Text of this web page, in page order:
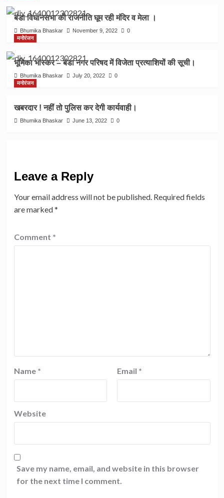
बंडा विधानसभा की राजनीति घूम रही मंदिर व मेला ।
Bhumika Bhaskar November 9, 2022
0
मनोरंजन
भूमिका भास्कर – बंडा नगर परिषद में विजेता प्रत्याशियों की सूची।
Bhumika Bhaskar July 20, 2022
0
मनोरंजन
खबरदार ! नहीं तो पुलिस कर देगी कार्यवाही।
Bhumika Bhaskar June 13, 2022 0
Leave a Reply
Your email address will not be published. Required fields
are marked*
Comment *
Name * Email *
Website
Save my name, email, and website in this browser
for the next time I comment.